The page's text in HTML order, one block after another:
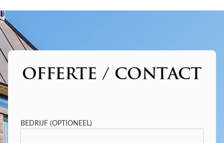
OFFERTE / CONTACT
BEDRIJF (OPTIONEEL)